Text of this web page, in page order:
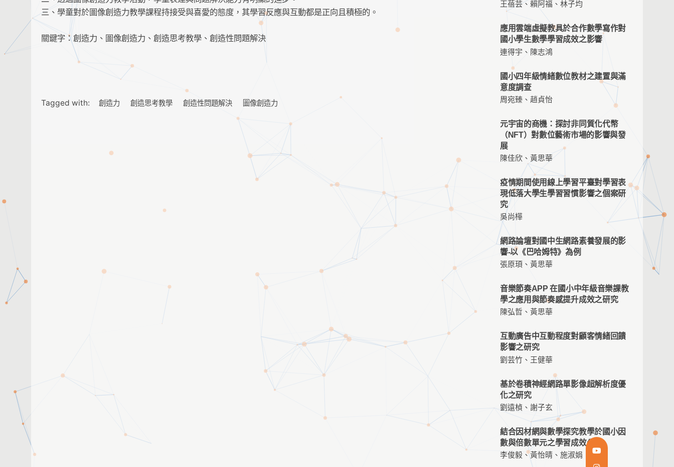
三、學童對於圖像創造力教學課程持接受與喜愛的態度，其學習反應與互動都是正向且積極的。
關鍵字：創造力、圖像創造力、創造思考教學、創造性問題解決
Tagged with: 創造力 創造思考教學 創造性問題解決 圖像創造力
王蓓芸、賴阿福、林子均
應用雲端虛擬教具於合作數學寫作對
國小學生數學學習成效之影響
連得宇、陳志鴻
國小四年級情緒數位教材之建置與滿
意度調查
周宛臻、趙貞怡
元宇宙的商機：探討非同質化代幣
（NFT）對數位藝術市場的影響與發
展
陳佳欣、黃思華
疫情期間使用線上學習平臺對學習表
現低落大學生學習習慣影響之個案研
究
吳尚樺
網路論壇對國中生網路素養發展的影
響-以《巴哈姆特》為例
張原頊、黃思華
音樂節奏APP 在國小中年級音樂課教
學之應用與節奏感提升成效之研究
陳弘哲、黃思華
互動廣告中互動程度對顧客情緒回饋
影響之研究
劉芸竹、王健華
基於卷積神經網路單影像超解析度優
化之研究
劉遠楨、謝子玄
結合因材網與數學探究教學於國小因
數與倍數單元之學習成效分析
李俊毅、黃怡晴、施淑娟